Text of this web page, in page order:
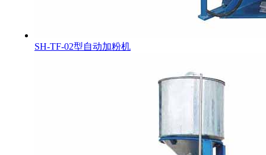
SH-TF-02型自动加粉机